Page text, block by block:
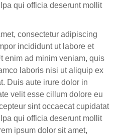
qui officia deserunt mollit
consectetur adipiscing
incididunt ut labore et
enim ad minim veniam, quis
laboris nisi ut aliquip ex
Duis aute irure dolor in
velit esse cillum dolore eu
sint occaecat cupidatat
qui officia deserunt mollit
ipsum dolor sit amet,